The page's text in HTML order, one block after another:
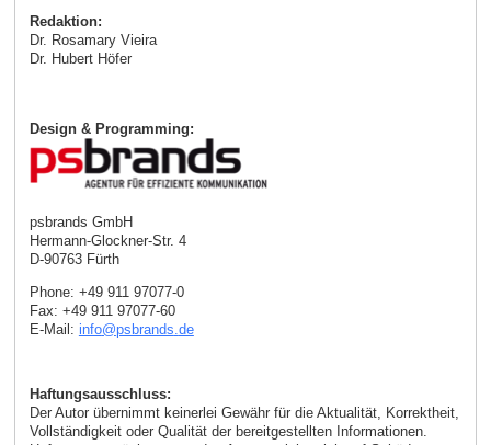
Redaktion:
Dr. Rosamary Vieira
Dr. Hubert Höfer
Design & Programming:
psbrands GmbH
Hermann-Glockner-Str. 4
D-90763 Fürth
Phone: +49 911 97077-0
Fax: +49 911 97077-60
E-Mail: info@psbrands de
Haftungsausschluss:
Der Autor übernimmt keinerlei Gewähr für die Aktualität, Korrektheit,
Vollständigkeit oder Qualität der bereitgestellten Informationen.